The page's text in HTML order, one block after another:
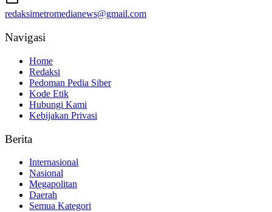
redaksimetromedianews@gmail.com
Navigasi
Home
Redaksi
Pedoman Pedia Siber
Kode Etik
Hubungi Kami
Kebijakan Privasi
Berita
Internasional
Nasional
Megapolitan
Daerah
Semua Kategori